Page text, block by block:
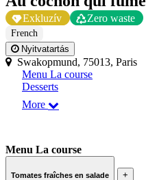
Exkluzív Zero waste
French
Nyitvatartás
Swakopmund, 75013, Paris
Menu La course
Desserts
More
Menu La course
Tomates fraîches en salade +